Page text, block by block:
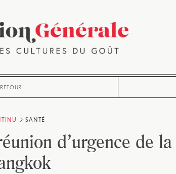
RETOUR
SANTÉ
d’urgence de